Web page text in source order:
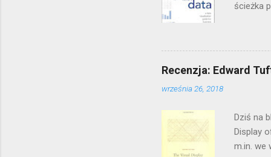
ścieżka
jedną z
samym
Recenzja: Edward
września 26, 2018
Dziś na
Display
m.in. we